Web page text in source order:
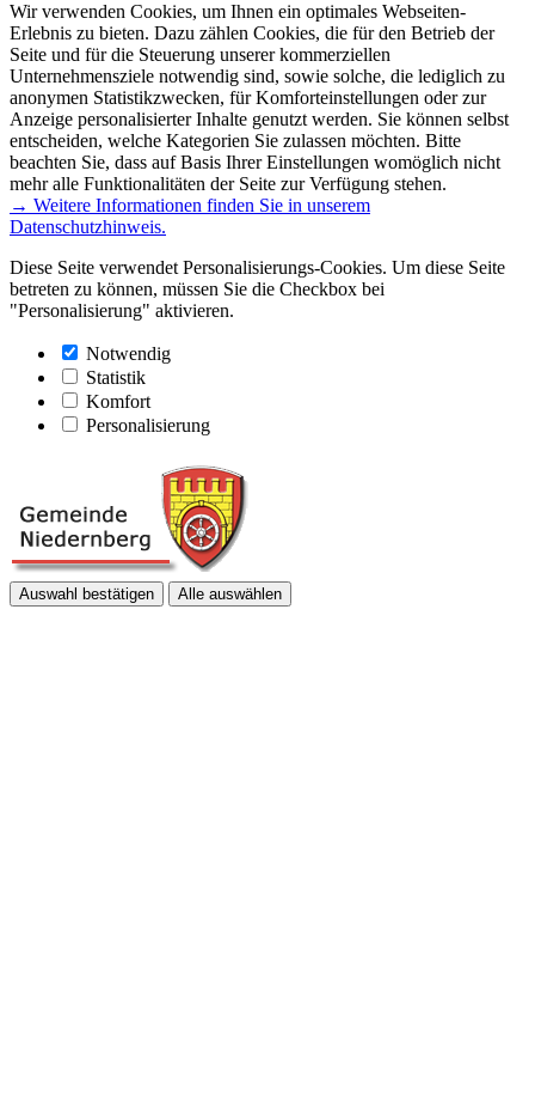
Wir verwenden Cookies, um Ihnen ein optimales Webseiten-
Erlebnis zu bieten. Dazu zählen Cookies, die für den Betrieb der
Seite und für die Steuerung unserer kommerziellen
Unternehmensziele notwendig sind, sowie solche, die lediglich zu
anonymen Statistikzwecken, für Komforteinstellungen oder zur
Anzeige personalisierter Inhalte genutzt werden. Sie können selbst
entscheiden, welche Kategorien Sie zulassen möchten. Bitte
beachten Sie, dass auf Basis Ihrer Einstellungen womöglich nicht
mehr alle Funktionalitäten der Seite zur Verfügung stehen.
→ Weitere Informationen finden Sie in unserem
Datenschutzhinweis.
Diese Seite verwendet Personalisierungs-Cookies. Um diese Seite
betreten zu können, müssen Sie die Checkbox bei
"Personalisierung" aktivieren.
Notwendig
Statistik
Komfort
Personalisierung
Auswahl bestätigen Alle auswählen